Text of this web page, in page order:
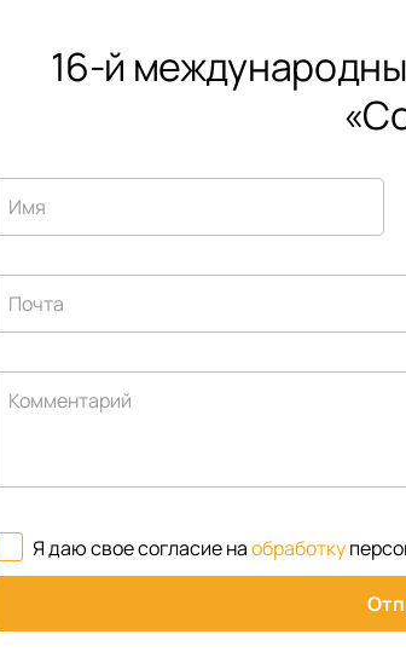
16-й
Имя
Почта
Комментарий
Я даю свое согласие наобработку